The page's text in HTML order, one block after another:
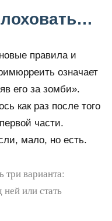
правила и
означает
его за зомби».
как раз после того
части.
мало, но есть.
три варианта:
или стать